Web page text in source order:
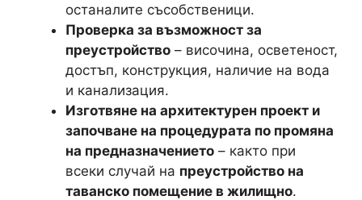
останалите съсобственици.
Проверка за възможност за
преустройство – височина, осветеност,
достъп, конструкция, наличие на вода
и канализация.
Изготвяне на архитектурен проект и
започване на процедурата по промяна
на предназначението – както при
всеки случай на преустройство на
таванско помещение в жилищно.